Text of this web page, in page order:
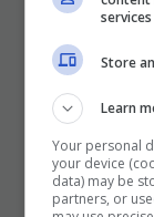
ULTIMI
Store
Learn
Your personal
your device
data) may be
partners, or